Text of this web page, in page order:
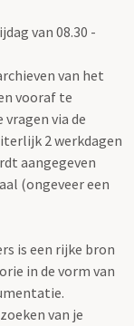
van 08.30 -
van het
vooraf te
via de
2 werkdagen
aangegeven
(ongeveer een
is een rijke bron
in de vorm van
van je